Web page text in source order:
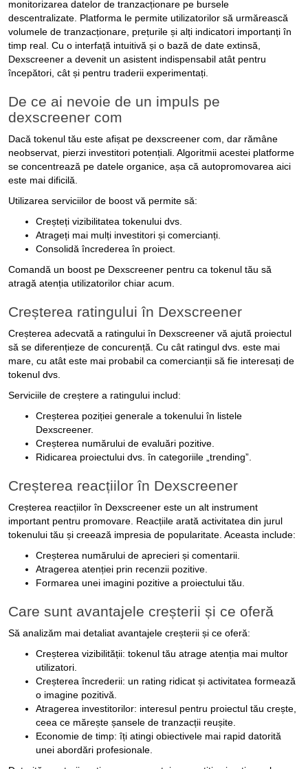
monitorizarea datelor de tranzacționare pe bursele
descentralizate. Platforma le permite utilizatorilor să urmărească
volumele de tranzacționare, prețurile și alți indicatori importanți în
timp real. Cu o interfață intuitivă și o bază de date extinsă,
Dexscreener a devenit un asistent indispensabil atât pentru
începători, cât și pentru traderii experimentați.
De ce ai nevoie de un impuls pe
dexscreener com
Dacă tokenul tău este afișat pe dexscreener com, dar rămâne
neobservat, pierzi investitori potențiali. Algoritmii acestei platforme
se concentrează pe datele organice, așa că autopromovarea aici
este mai dificilă.
Utilizarea serviciilor de boost vă permite să:
Creșteți vizibilitatea tokenului dvs.
Atrageți mai mulți investitori și comercianți.
Consolidă încrederea în proiect.
Comandă un boost pe Dexscreener pentru ca tokenul tău să
atragă atenția utilizatorilor chiar acum.
Creșterea ratingului în Dexscreener
Creșterea adecvată a ratingului în Dexscreener vă ajută proiectul
să se diferențieze de concurență. Cu cât ratingul dvs. este mai
mare, cu atât este mai probabil ca comercianții să fie interesați de
tokenul dvs.
Serviciile de creștere a ratingului includ:
Creșterea poziției generale a tokenului în listele
Dexscreener.
Creșterea numărului de evaluări pozitive.
Ridicarea proiectului dvs. în categoriile „trending”.
Creșterea reacțiilor în Dexscreener
Creșterea reacțiilor în Dexscreener este un alt instrument
important pentru promovare. Reacțiile arată activitatea din jurul
tokenului tău și creează impresia de popularitate. Aceasta include:
Creșterea numărului de aprecieri și comentarii.
Atragerea atenției prin recenzii pozitive.
Formarea unei imagini pozitive a proiectului tău.
Care sunt avantajele creșterii și ce oferă
Să analizăm mai detaliat avantajele creșterii și ce oferă:
Creșterea vizibilității: tokenul tău atrage atenția mai multor
utilizatori.
Creșterea încrederii: un rating ridicat și activitatea formează
o imagine pozitivă.
Atragerea investitorilor: interesul pentru proiectul tău crește,
ceea ce mărește șansele de tranzacții reușite.
Economie de timp: îți atingi obiectivele mai rapid datorită
unei abordări profesionale.